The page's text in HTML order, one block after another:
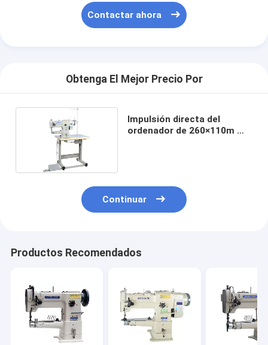
Contactar ahora
Obtenga El Mejor Precio Por
Impulsión directa del
ordenador de 260×110m m
Continuar
Productos Recomendados